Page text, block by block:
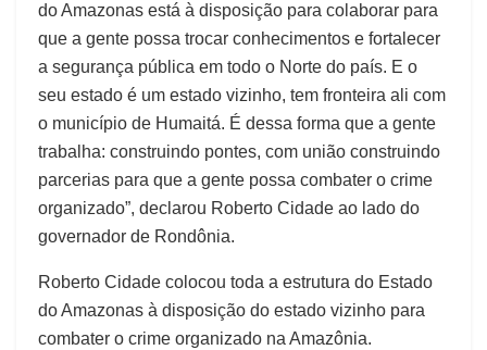
do Amazonas está à disposição para colaborar para
que a gente possa trocar conhecimentos e fortalecer
a segurança pública em todo o Norte do país. E o
seu estado é um estado vizinho, tem fronteira ali com
o município de Humaitá. É dessa forma que a gente
trabalha: construindo pontes, com união construindo
parcerias para que a gente possa combater o crime
organizado”, declarou Roberto Cidade ao lado do
governador de Rondônia.
Roberto Cidade colocou toda a estrutura do Estado
do Amazonas à disposição do estado vizinho para
combater o crime organizado na Amazônia.